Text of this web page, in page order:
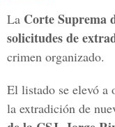
La Corte Suprema
solicitudes de
crimen organizado.
El listado se elevó a
la extradición de